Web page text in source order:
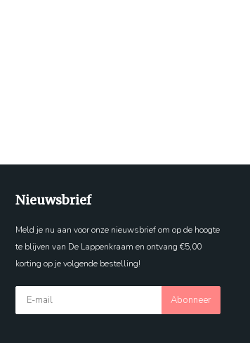
Nieuwsbrief
Meld je nu aan voor onze nieuwsbrief om op de hoogte
te blijven van De Lappenkraam en ontvang €5,00
korting op je volgende bestelling!
Abonneer